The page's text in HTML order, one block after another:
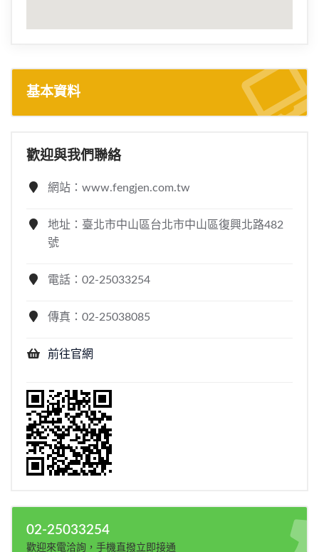
基本資料
歡迎與我們聯絡
網站：www.fengjen.com.tw
地址：臺北市中山區台北市中山區復興北路482
號
電話：02-25033254
傳真：02-25038085
前往官網
02-25033254
歡迎來電洽詢，手機直撥立即接通